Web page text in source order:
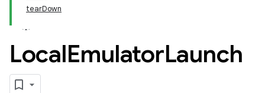
tearDown
LocalEmulatorLaunch